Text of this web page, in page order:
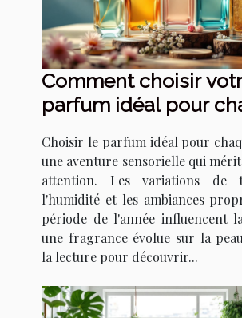
Comment choisir
parfum idéal pour
Choisir le parfum idéal pour
une aventure sensorielle qui
attention. Les variations de
l'humidité et les ambiances
période de l'année influencent
une fragrance évolue sur la
la lecture pour découvrir...